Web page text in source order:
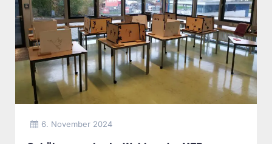
6. November 2024